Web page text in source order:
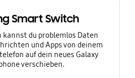
Smart Switch
kannst du problemlos Daten
und Apps von deinem
auf dein neues Galaxy
verschieben.